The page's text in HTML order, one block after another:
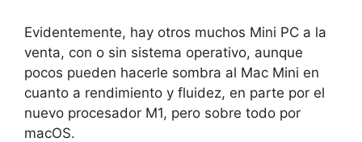
Evidentemente, hay otros muchos Mini PC a la
venta, con o sin sistema operativo, aunque
pocos pueden hacerle sombra al Mac Mini en
cuanto a rendimiento y fluidez, en parte por el
nuevo procesador M1, pero sobre todo por
macOS.